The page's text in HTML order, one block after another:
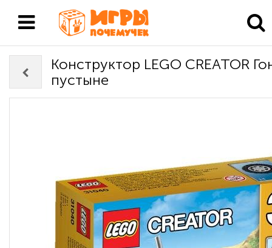
Конструктор LEGO CREATOR
пустыне